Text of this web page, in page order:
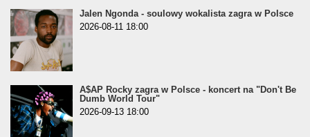
Jalen Ngonda - soulowy wokalista zagra w Polsce
2026-08-11 18:00
A$AP Rocky zagra w Polsce - koncert na "Don't Be
Dumb World Tour"
2026-09-13 18:00